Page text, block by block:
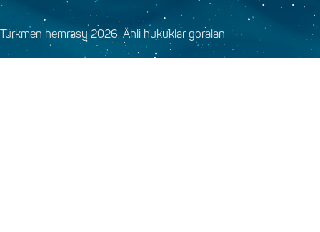
Türkmen hemrasy 2026. Ähli hukuklar goralan